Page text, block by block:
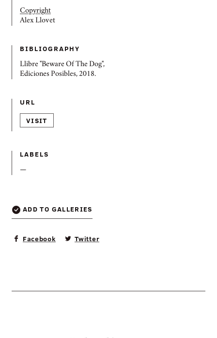
Copyright
Alex Llovet
BIBLIOGRAPHY
Llibre "Beware Of The Dog",
Ediciones Posibles, 2018.
URL
VISIT
LABELS
—
ADD TO GALLERIES
Facebook Twitter